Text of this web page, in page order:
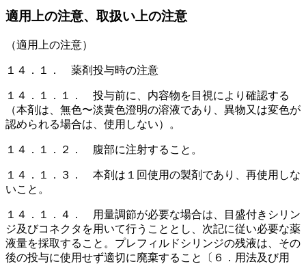
適用上の注意、取扱い上の注意
（適用上の注意）
１４．１． 薬剤投与時の注意
１４．１．１． 投与前に、内容物を目視により確認する
（本剤は、無色〜淡黄色澄明の溶液であり、異物又は変色が
認められる場合は、使用しない）。
１４．１．２． 腹部に注射すること。
１４．１．３． 本剤は１回使用の製剤であり、再使用しな
いこと。
１４．１．４． 用量調節が必要な場合は、目盛付きシリン
ジ及びコネクタを用いて行うこととし、次記に従い必要な薬
液量を採取すること。プレフィルドシリンジの残液は、その
後の投与に使用せず適切に廃棄すること〔６．用法及び用